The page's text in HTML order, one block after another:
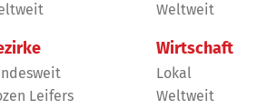
Leifers
Weltweit
Wirtschaft
Lokal
Weltweit